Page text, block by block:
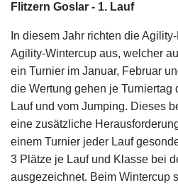
Flitzern Goslar - 1. Lauf
In diesem Jahr richten die
Agility-Wintercup aus, welcher
ein Turnier im Januar, Februar
die Wertung gehen je Turniertag
Lauf und vom Jumping. Dieses
eine zusätzliche
einem Turnier jeder Lauf
3 Plätze je Lauf und Klasse bei
ausgezeichnet. Beim Wintercup